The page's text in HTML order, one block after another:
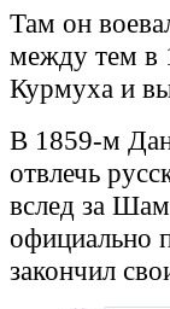
Там он
между тем в
Курмуха и
В 1859-м
отвлечь
вслед за
официально
закончил